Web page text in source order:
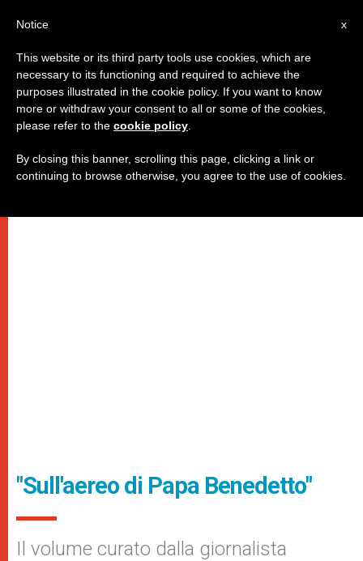
"Sull'aereo di Papa Benedetto"
Il volume curato dalla giornalista
x
Notice
This website or its third party tools use cookies, which are
necessary to its functioning and required to achieve the
purposes illustrated in the cookie policy. If you want to know
more or withdraw your consent to all or some of the cookies,
please refer to the cookie policy
By closing this banner, scrolling this page, clicking a link or
continuing to browse otherwise, you agree to the use of cookies.